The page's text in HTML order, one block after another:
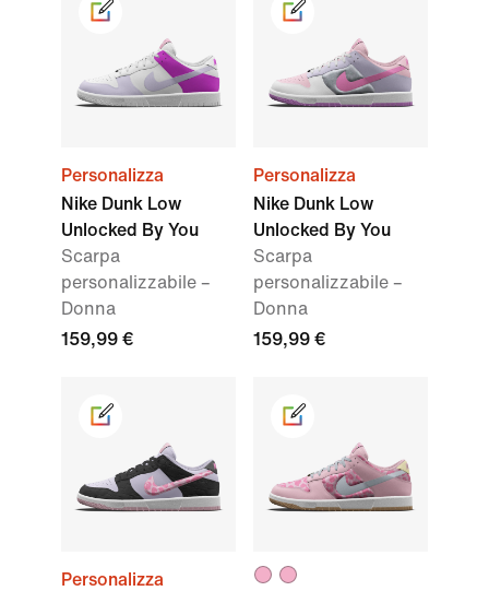
Personalizza
Nike Dunk Low
Unlocked By You
Scarpa
personalizzabile –
Donna
159,99 €
Personalizza
Nike Dunk Low
Unlocked By You
Scarpa
personalizzabile –
Donna
159,99 €
Personalizza